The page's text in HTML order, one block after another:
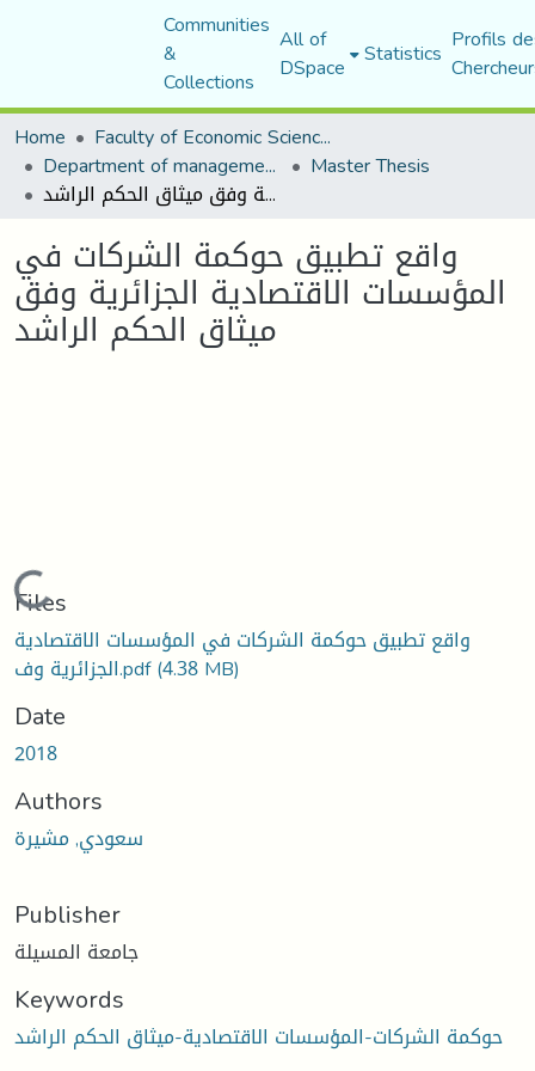
Communities
&
Collections
All of
DSpace Statistics Profils
Home
Faculty of Economic Sciences, Commerce and Management Sciences
Department of management sciences Master Thesis
واقع تطبيق حوكمة الشركات في المؤسسات الاقتصادية الجزائرية وفق ميثاق الحكم الراشد
واقع تطبيق حوكمة الشركات في
المؤسسات الاقتصادية الجزائرية وفق
ميثاق الحكم الراشد
Loading...
Files
واقع تطبيق حوكمة الشركات في المؤسسات الاقتصادية
الجزائرية وف.pdf(4.38 MB)
Date
2018
Authors
سعودي, مشيرة
Publisher
جامعة المسيلة
Keywords
حوكمة الشركات-المؤسسات الاقتصادية-ميثاق الحكم الراشد